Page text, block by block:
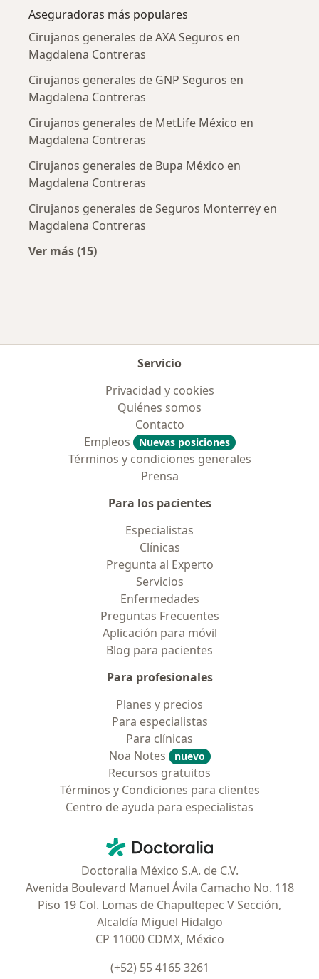
Aseguradoras más populares
Cirujanos generales de AXA Seguros en
Magdalena Contreras
Cirujanos generales de GNP Seguros en
Magdalena Contreras
Cirujanos generales de MetLife México en
Magdalena Contreras
Cirujanos generales de Bupa México en
Magdalena Contreras
Cirujanos generales de Seguros Monterrey en
Magdalena Contreras
Ver más (15)
Servicio
Privacidad y cookies
Quiénes somos
Contacto
Empleos
Nuevas posiciones
Términos y condiciones generales
Prensa
Para los pacientes
Especialistas
Clínicas
Pregunta al Experto
Servicios
Enfermedades
Preguntas Frecuentes
Aplicación para móvil
Blog para pacientes
Para profesionales
Planes y precios
Para especialistas
Para clínicas
Noa Notes
nuevo
Recursos gratuitos
Términos y Condiciones para clientes
Centro de ayuda para especialistas
Doctoralia - Página de inicio
Doctoralia México S.A. de C.V.
Avenida Boulevard Manuel Ávila Camacho No. 118
Piso 19 Col. Lomas de Chapultepec V Sección,
Alcaldía Miguel Hidalgo
CP 11000 CDMX, México
(+52) 55 4165 3261